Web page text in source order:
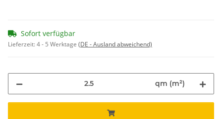
Sofort verfügbar
Lieferzeit:4 - 5 Werktage (DE - Ausland abweichend)
qm (m²)